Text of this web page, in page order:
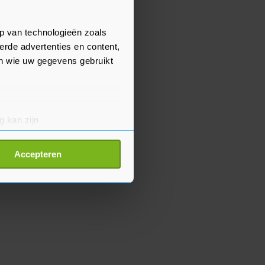
van technologieën zoals
advertenties en content,
wie uw gegevens gebruikt
kan zijn
detailgedeelte
Accepteren